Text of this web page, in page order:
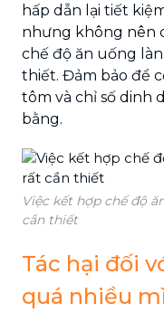
hấp dẫn lại tiết
nhưng không nên
chế độ ăn uống
thiết. Đảm bảo để
tôm và chỉ số dinh
bằng.
Việc kết hợp chế độ
cần thiết
Tác hại đối
quá nhiều